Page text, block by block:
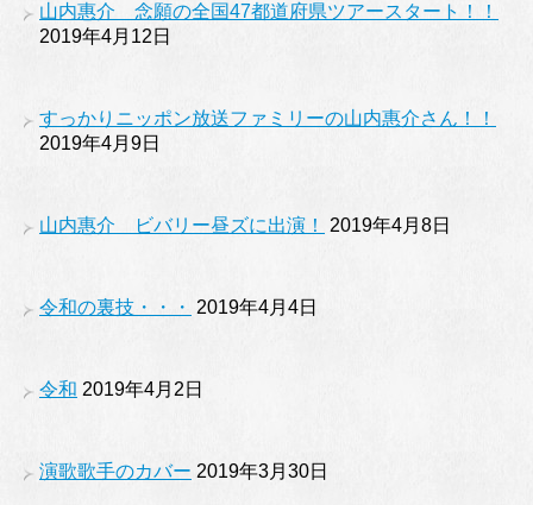
山内惠介 念願の全国47都道府県ツアースタート！！
2019年4月12日
すっかりニッポン放送ファミリーの山内惠介さん！！
2019年4月9日
山内惠介 ビバリー昼ズに出演！ 2019年4月8日
令和の裏技・・・ 2019年4月4日
令和 2019年4月2日
演歌歌手のカバー 2019年3月30日